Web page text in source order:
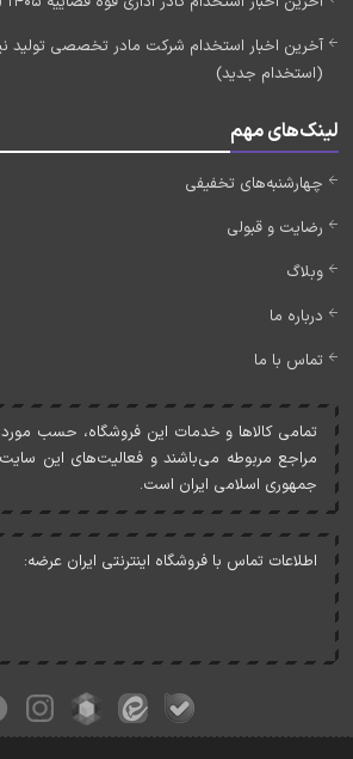
(استخدام جدید)
لینک‌های مهم
چهارشنبه‌های تخفیفی
رضایت و قبولی
وبلاگ
درباره ما
تماس با ما
تمامی کالاها و خدمات اين فروشگاه، حسب مورد
مراجع مربوطه می‌باشند و فعاليت‌های اين سايت
جمهوری اسلامی ايران است.
اطلاعات تماس با فروشگاه اینترنتی ایران عرضه: